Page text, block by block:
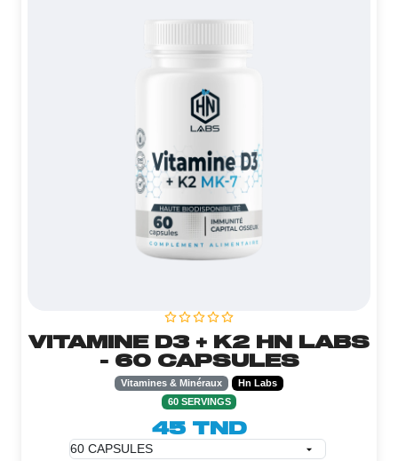
VITAMINE D3 + K2 HN LABS
- 60 CAPSULES
Vitamines & Minéraux
Hn Labs
60 SERVINGS
45 TND